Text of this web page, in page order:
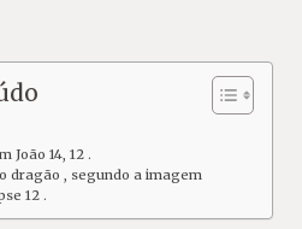
João 14, 12 .
dragão , segundo a imagem
12 .